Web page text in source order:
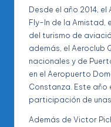
Desde el año 2014,
Fly-In de la Amistad,
del turismo de
además, el Aeroclub
nacionales y de
en el Aeropuerto
Constanza. Este año
participación de
Además de Victor